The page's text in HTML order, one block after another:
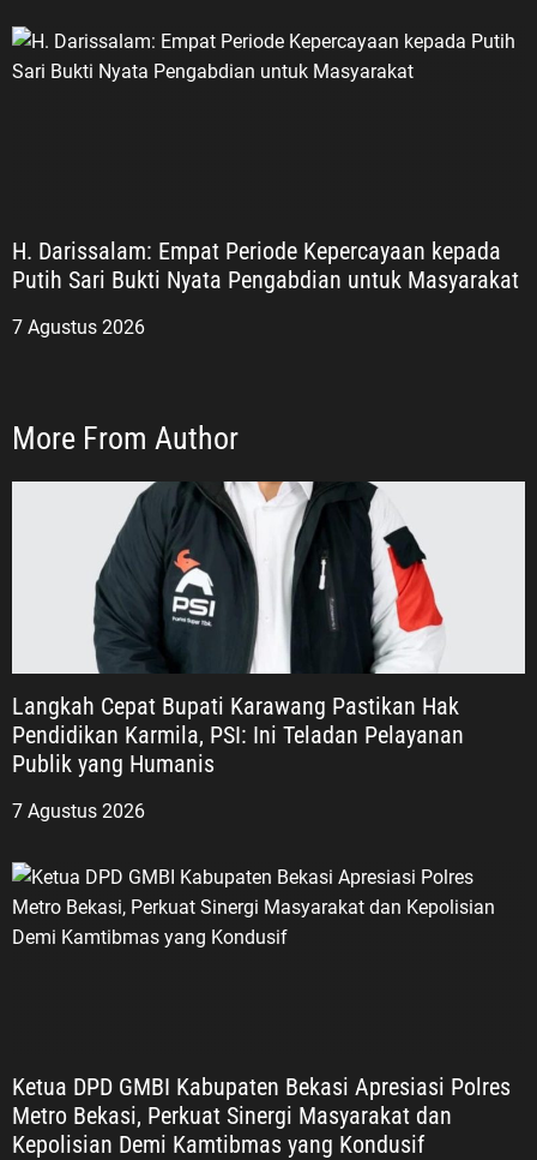
H. Darissalam: Empat Periode Kepercayaan kepada
Putih Sari Bukti Nyata Pengabdian untuk Masyarakat
7 Agustus 2026
More From Author
Langkah Cepat Bupati Karawang Pastikan Hak
Pendidikan Karmila, PSI: Ini Teladan Pelayanan
Publik yang Humanis
7 Agustus 2026
Ketua DPD GMBI Kabupaten Bekasi Apresiasi Polres
Metro Bekasi, Perkuat Sinergi Masyarakat dan
Kepolisian Demi Kamtibmas yang Kondusif